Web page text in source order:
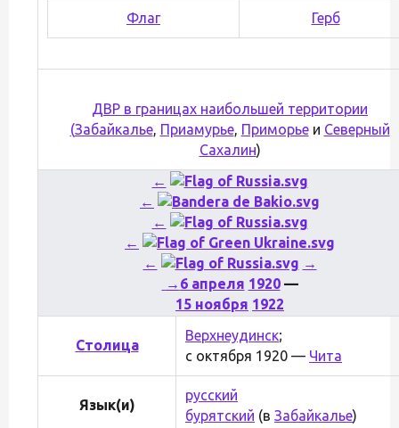
Флаг Герб
ДВР в границах наибольшей территории
(Забайкалье, Приамурье, Приморьеи Северный
Сахалин)
←
←
←
←
←
→
→ 6 апреля 1920—
15 ноября 1922
Столица
Верхнеудинск;
с октября 1920 — Чита
Язык(и)
русский
бурятский (в Забайкалье)